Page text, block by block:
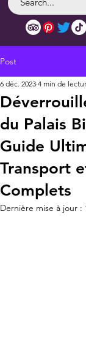
Post
du Palais
Guide
Transport
Complets
6 déc. 2023 4 min de
Dernière mise à jour :